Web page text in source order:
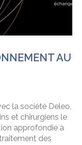
AU
la société Deleo,
et chirurgiens le
approfondie à
des